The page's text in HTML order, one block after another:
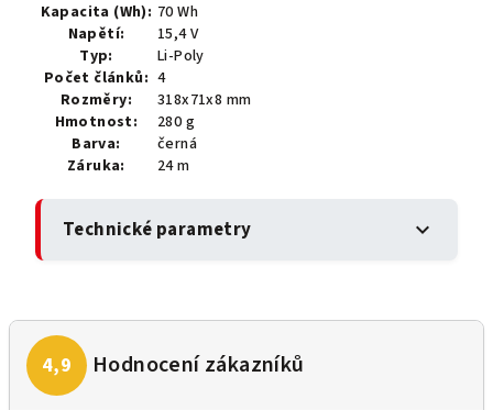
Kapacita (Wh): 70 Wh
Napětí:
15,4 V
Typ:
Li-Poly
Počet článků: 4
Rozměry:
318x71x8 mm
Hmotnost:
280 g
Barva:
černá
Záruka:
24 m
Technické parametry expand_more